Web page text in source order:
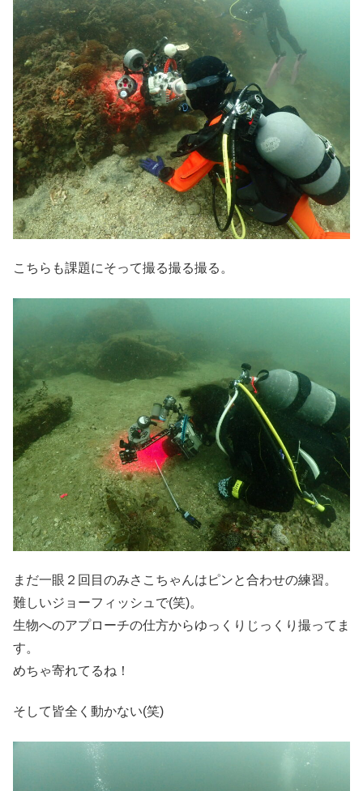
こちらも課題にそって撮る撮る撮る。
まだ一眼２回目のみさこちゃんはピンと合わせの練習。
難しいジョーフィッシュで(笑)。
生物へのアプローチの仕方からゆっくりじっくり撮ってま
す。
めちゃ寄れてるね！
そして皆全く動かない(笑)